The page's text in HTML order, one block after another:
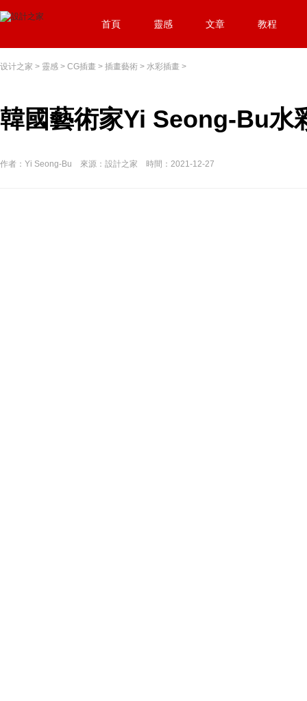
首頁 靈感 文章 教程
设计之家 > 靈感 > CG插畫 > 插畫藝術 > 水彩插畫 >
韓國藝術家Yi Seong-Bu水
作者：Yi Seong-Bu 來源：設計之家 時間：2021-12-27